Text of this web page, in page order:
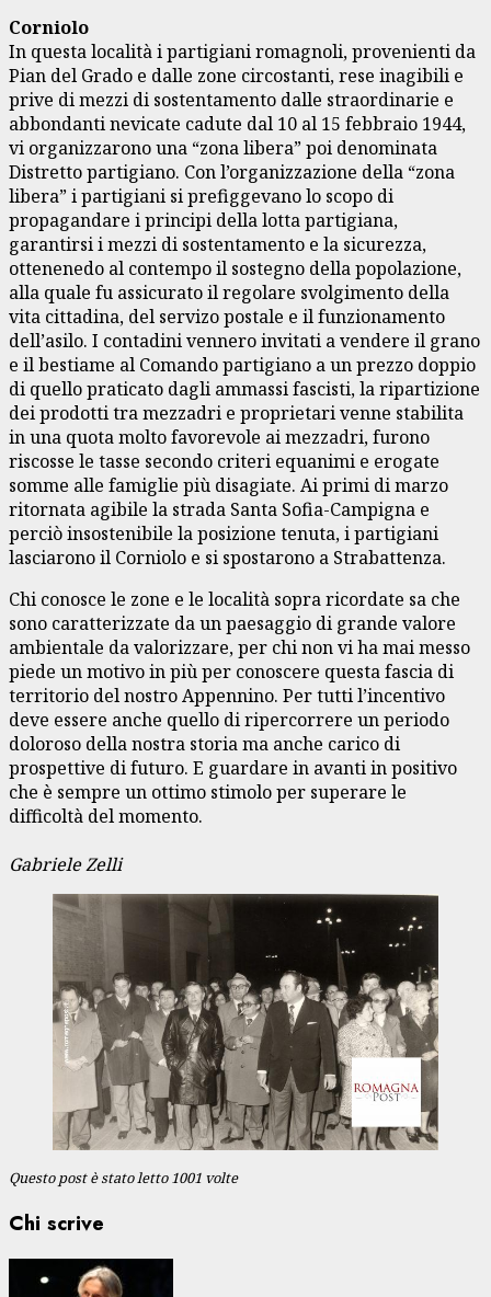
Corniolo
In questa località i partigiani romagnoli, provenienti da
Pian del Grado e dalle zone circostanti, rese inagibili e
prive di mezzi di sostentamento dalle straordinarie e
abbondanti nevicate cadute dal 10 al 15 febbraio 1944,
vi organizzarono una “zona libera” poi denominata
Distretto partigiano. Con l’organizzazione della “zona
libera” i partigiani si prefiggevano lo scopo di
propagandare i principi della lotta partigiana,
garantirsi i mezzi di sostentamento e la sicurezza,
ottenenedo al contempo il sostegno della popolazione,
alla quale fu assicurato il regolare svolgimento della
vita cittadina, del servizo postale e il funzionamento
dell’asilo. I contadini vennero invitati a vendere il grano
e il bestiame al Comando partigiano a un prezzo doppio
di quello praticato dagli ammassi fascisti, la ripartizione
dei prodotti tra mezzadri e proprietari venne stabilita
in una quota molto favorevole ai mezzadri, furono
riscosse le tasse secondo criteri equanimi e erogate
somme alle famiglie più disagiate. Ai primi di marzo
ritornata agibile la strada Santa Sofia-Campigna e
perciò insostenibile la posizione tenuta, i partigiani
lasciarono il Corniolo e si spostarono a Strabattenza.
Chi conosce le zone e le località sopra ricordate sa che
sono caratterizzate da un paesaggio di grande valore
ambientale da valorizzare, per chi non vi ha mai messo
piede un motivo in più per conoscere questa fascia di
territorio del nostro Appennino. Per tutti l’incentivo
deve essere anche quello di ripercorrere un periodo
doloroso della nostra storia ma anche carico di
prospettive di futuro. E guardare in avanti in positivo
che è sempre un ottimo stimolo per superare le
difficoltà del momento.
Gabriele Zelli
Questo post è stato letto 1001 volte
Chi scrive